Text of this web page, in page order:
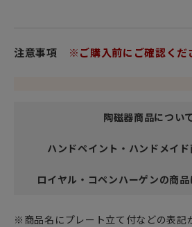
注意事項 ※ご購入前にご確認く
陶磁器商品につい
ハンドペイント・ハンドメイ
ロイヤル・コペンハーゲンの商
※商品名にプレート立て付などの表記